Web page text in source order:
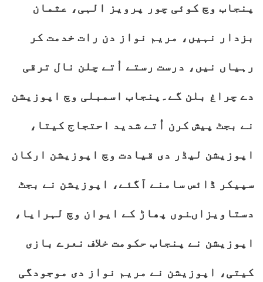
پنجاب وچ کوئی چور پرویز الہی، عثمان
بزدار نہیں، مریم نواز دن رات خدمت کر
رہیاں نیں، درست رستے اُتے چلن نال ترقی
دے چراغ بلن گے۔پنجاب اسمبلی وچ اپوزیشن
نے بجٹ پیش کرن اُتے شدید احتجاج کیتا،
اپوزیشن لیڈر دی قیادت وچ اپوزیشن ارکان
سپیکر ڈائس سامنے آگئے، اپوزیشن نے بجٹ
دستاویزاںنوں پھاڑ کے ایوان وچ لہرایا،
اپوزیشن نے پنجاب حکومت خلاف نعرے بازی
کیتی، اپوزیشن نے مریم نواز دی موجودگی